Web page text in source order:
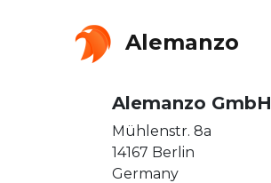
Alemanzo
Alemanzo GmbH
Mühlenstr. 8a
14167 Berlin
Germany